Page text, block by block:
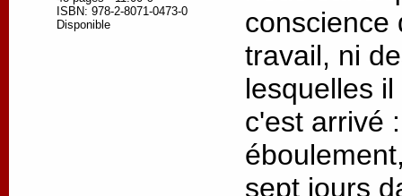
ISBN: 978-2-8071-0473-0
Disponible
conscience
travail, ni
lesquelles
c'est arrivé
sept jours